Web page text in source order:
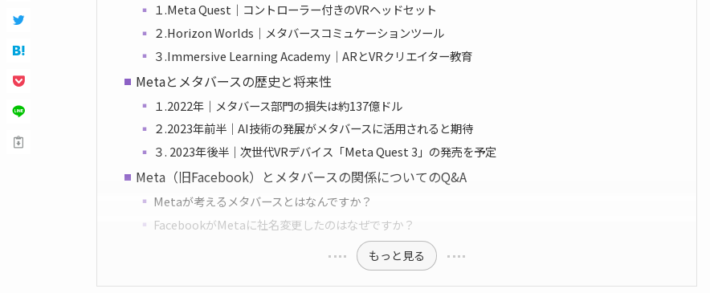
１.Meta Quest｜コントローラー付きのVRヘッドセット
２.Horizon Worlds｜メタバースコミュケーションツール
３.Immersive Learning Academy｜ARとVRクリエイター教育
Metaとメタバースの歴史と将来性
１.2022年｜メタバース部門の損失は約137億ドル
２.2023年前半｜AI技術の発展がメタバースに活用されると期待
３. 2023年後半｜次世代VRデバイス「Meta Quest 3」の発売を予定
Meta（旧Facebook）とメタバースの関係についてのQ&A
Metaが考えるメタバースとはなんですか？
FacebookがMetaに社名変更したのはなぜですか？
もっと見る